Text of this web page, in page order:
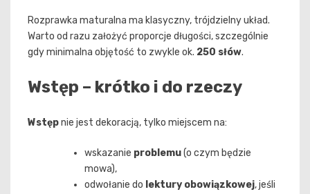
Rozprawka maturalna ma klasyczny, trójdzielny układ.
Warto od razu założyć proporcje długości, szczególnie
gdy minimalna objętość to zwykle ok. 250 słów.
Wstęp – krótko i do rzeczy
Wstępnie jest dekoracją, tylko miejscem na:
wskazanie problemu(o czym będzie
mowa),
odwołanie do lektury obowiązkowej, jeśli